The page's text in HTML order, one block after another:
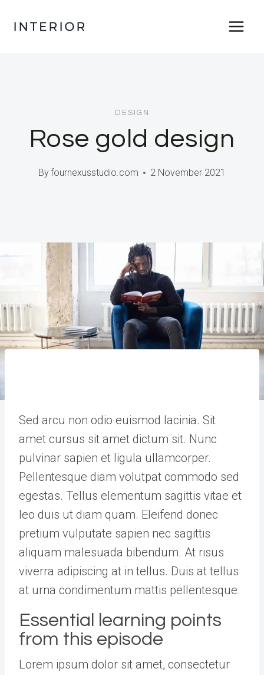
DESIGN
Rose gold design
Byfournexusstudio.com 2 November 2021
Sed arcu non odio euismod lacinia. Sit
amet cursus sit amet dictum sit. Nunc
pulvinar sapien et ligula ullamcorper.
Pellentesque diam volutpat commodo sed
egestas. Tellus elementum sagittis vitae et
leo duis ut diam quam. Eleifend donec
pretium vulputate sapien nec sagittis
aliquam malesuada bibendum. At risus
viverra adipiscing at in tellus. Duis at tellus
at urna condimentum mattis pellentesque.
Essential learning points
from this episode
Lorem ipsum dolor sit amet, consectetur